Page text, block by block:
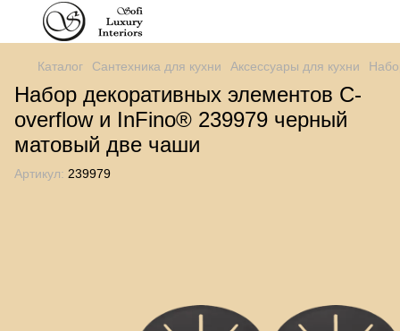
Каталог Сантехника для кухни Аксессуары для кухни
Набор декоративных элементов C-
overflow и InFino® 239979 черный
матовый две чаши
Артикул: 239979